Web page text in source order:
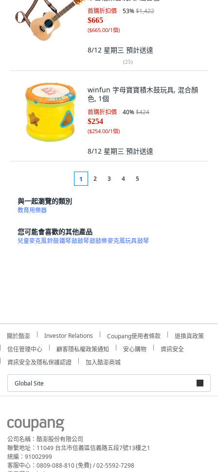
首購折扣價 53%$1,422
$665
($665.00/1個)
8/12 星期三 預計送達
(25)
winfun 字母寶寶積木鼓玩具, 混合顏
色, 1個
首購折扣價 40%$424
$254
($254.00/1個)
8/12 星期三 預計送達
1 2 3 4 5
與一起瀏覽的類別
教育用樂器
您可能會喜歡的其他產品
兒童麥克風鈴鼓鐵琴敲敲琴敲敲樂麥克風玩具敲琴
關於酷澎 Investor Relations Coupang使用者條款
退換貨政策
信任管理中心
顧客隱私權政策通知 安心購物
資訊安全
資訊安全及隱私保護認證
加入酷澎商城
Global Site
公司名稱：酷澎股份有限公司
聯繫地址：11049 台北市信義區信義路五段7號13樓之1
統編：91002999
客服中心：0809-088-810 (免費) / 02-5592-7298